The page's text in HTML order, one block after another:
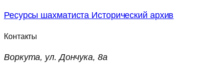
Ресурсы шахматиста Исторический архив
Контакты
Воркута, ул. Дончука, 8а